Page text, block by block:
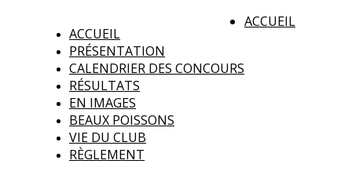
ACCUEIL
PRÉSENTATION
CALENDRIER DES CONCOURS
RÉSULTATS
EN IMAGES
BEAUX POISSONS
VIE DU CLUB
RÈGLEMENT
ACCUEIL